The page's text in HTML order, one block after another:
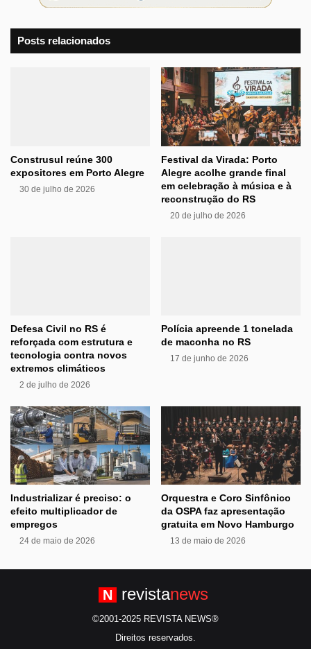
Posts relacionados
Construsul reúne 300
expositores em Porto Alegre
30 de julho de 2026
Festival da Virada: Porto
Alegre acolhe grande final
em celebração à música e à
reconstrução do RS
20 de julho de 2026
Defesa Civil no RS é
reforçada com estrutura e
tecnologia contra novos
extremos climáticos
2 de julho de 2026
Polícia apreende 1 tonelada
de maconha no RS
17 de junho de 2026
Industrializar é preciso: o
efeito multiplicador de
empregos
24 de maio de 2026
Orquestra e Coro Sinfônico
da OSPA faz apresentação
gratuita em Novo Hamburgo
13 de maio de 2026
N revistanews
©2001-2025 REVISTA NEWS®
Direitos reservados.